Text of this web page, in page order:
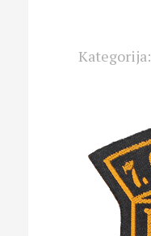
Kategorija: